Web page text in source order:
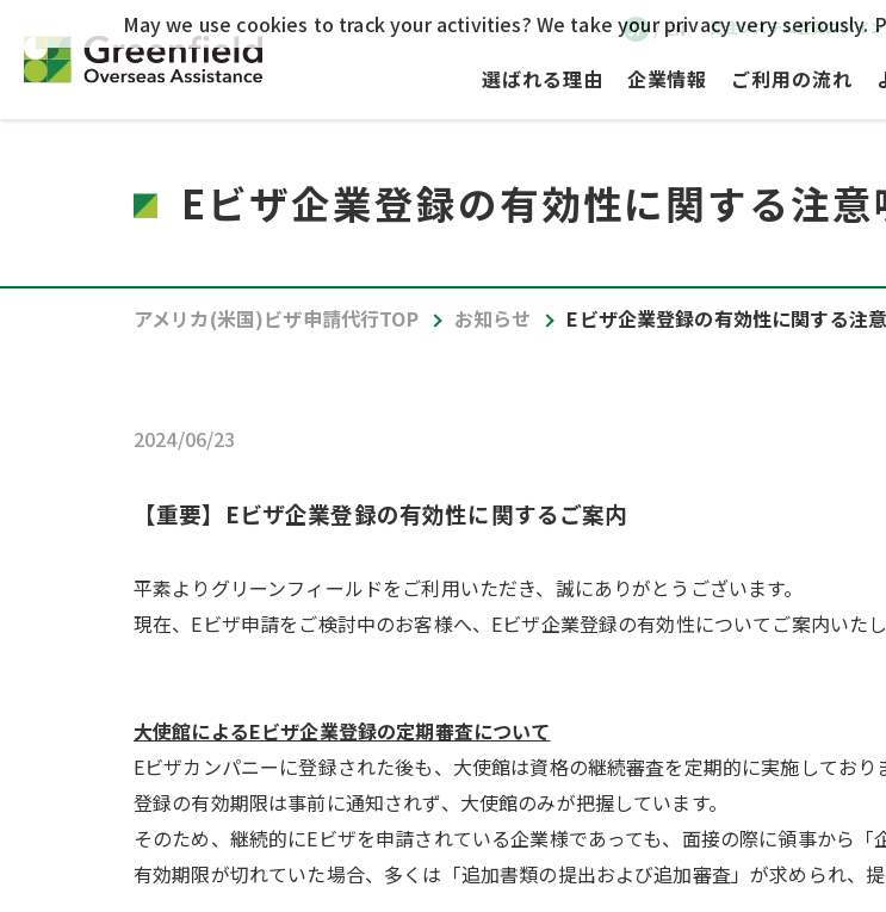
JP/EN 受注システム会員ログイン
選ばれる理由
企業情報 ご利用の流れ
Eビザ企業登録の有効性に関する注意
アメリカ(米国)ビザ申請代行TOP お知らせ Eビザ企業登録の有効性に関する注
2024/06/23
【重要】Eビザ企業登録の有効性に関するご案内
平素よりグリーンフィールドをご利用いただき、誠にありがとうございます。
現在、Eビザ申請をご検討中のお客様へ、Eビザ企業登録の有効性についてご案内いたし
大使館によるEビザ企業登録の定期審査について
Eビザカンパニーに登録された後も、大使館は資格の継続審査を定期的に実施しており
登録の有効期限は事前に通知されず、大使館のみが把握しています。
そのため、継続的にEビザを申請されている企業様であっても、 面接の際に領事から「
有効期限が切れていた場合、多くは「追加書類の提出および追加審査」が求められ、
May we use cookies to track your activities? We take your privacy very seriously.